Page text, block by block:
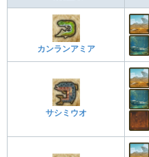
カンランアミア
サシミウオ